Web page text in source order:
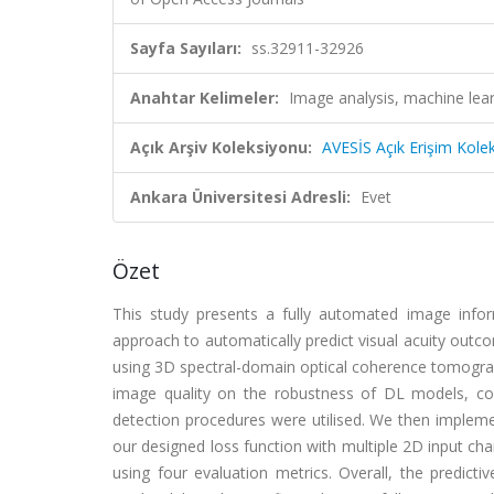
Sayfa Sayıları: ss.32911-32926
Anahtar Kelimeler: Image analysis, machine
Açık Arşiv Koleksiyonu: AVESİS Açık Erişim
Ankara Üniversitesi Adresli: Evet
Özet
This study presents a fully automated image
approach to automatically predict visual acuity
using 3D spectral-domain optical coherence
image quality on the robustness of DL models,
detection procedures were utilised. We then
our designed loss function with multiple 2D input
using four evaluation metrics. Overall, the